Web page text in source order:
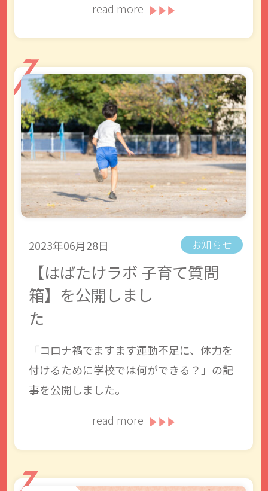
read more
2023年06月28日 お知らせ
【はばたけラボ 子育て質問
箱】を公開しまし
た
「コロナ禍でますます運動不足に、体力を
付けるために学校では何ができる？」の記
事を公開しました。
read more